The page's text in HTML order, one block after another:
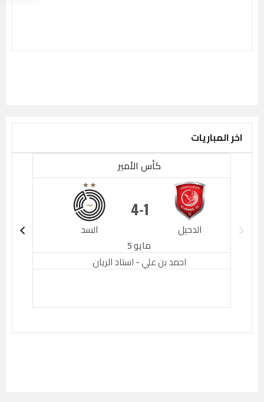
اخر المباريات
كأس الأمير
الدحيل
1
السد
4
مايو 5
احمد بن علي - استاد الريان